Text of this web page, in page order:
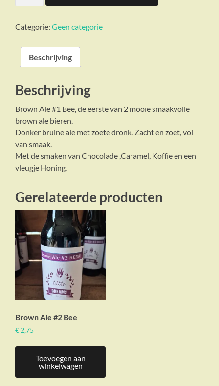
#1
aantal
Categorie:Geen categorie
Beschrijving
Beschrijving
Brown Ale #1 Bee, de eerste van 2 mooie smaakvolle
brown ale bieren.
Donker bruine ale met zoete dronk. Zacht en zoet, vol
van smaak.
Met de smaken van Chocolade ,Caramel, Koffie en een
vleugje Honing.
Gerelateerde producten
Brown Ale #2 Bee
€ 2,75
Toevoegen aan
winkelwagen